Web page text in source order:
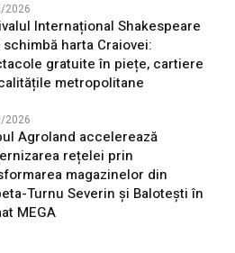
2026
Internațional Shakespeare
schimbă harta Craiovei:
gratuite în piețe, cartiere
metropolitane
2026
Agroland accelerează
rețelei prin
magazinelor din
Turnu Severin și Balotești în
MEGA